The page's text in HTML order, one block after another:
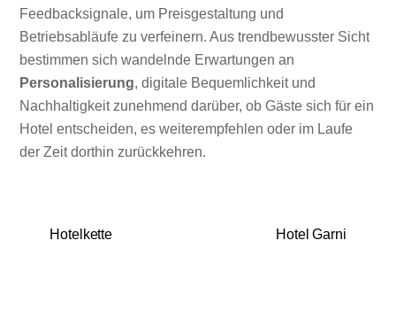
Feedbacksignale, um Preisgestaltung und
Betriebsabläufe zu verfeinern. Aus trendbewusster Sicht
bestimmen sich wandelnde Erwartungen an
Personalisierung, digitale Bequemlichkeit und
Nachhaltigkeit zunehmend darüber, ob Gäste sich für ein
Hotel entscheiden, es weiterempfehlen oder im Laufe
der Zeit dorthin zurückkehren.
Hotelkette Hotel Garni